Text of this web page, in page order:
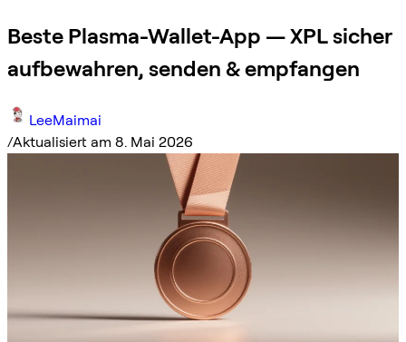
Beste Plasma-Wallet-App — XPL sicher
aufbewahren, senden & empfangen
LeeMaimai
/Aktualisiert am 8. Mai 2026